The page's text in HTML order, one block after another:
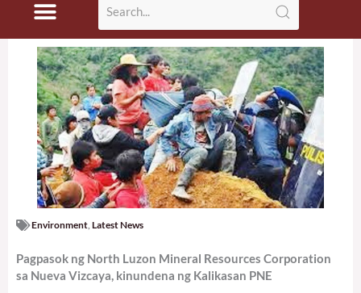
Environment Latest News
Pagpasok ng North Luzon Mineral Resources Corporation
sa Nueva Vizcaya, kinundena ng Kalikasan PNE